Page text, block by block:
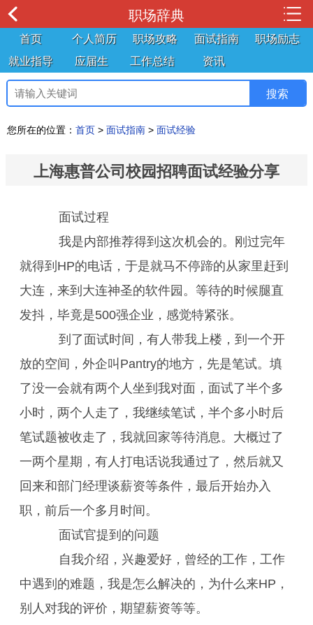
职场辞典
首页 个人简历 职场攻略 面试指南
职场励志
就业指导
应届生 工作总结 资讯
您所在的位置： 首页 > 面试指南 > 面试经验
上海惠普公司校园招聘面试经验分享
面试过程
我是内部推荐得到这次机会的。刚过完年
就得到HP的电话，于是就马不停蹄的从家里赶到
大连，来到大连神圣的软件园。等待的时候腿直
发抖，毕竟是500强企业，感觉特紧张。
到了面试时间，有人带我上楼，到一个开
放的空间，外企叫Pantry的地方，先是笔试。填
了没一会就有两个人坐到我对面，面试了半个多
小时，两个人走了，我继续笔试，半个多小时后
笔试题被收走了，我就回家等待消息。大概过了
一两个星期，有人打电话说我通过了，然后就又
回来和部门经理谈薪资等条件，最后开始办入
职，前后一个多月时间。
面试官提到的问题
自我介绍，兴趣爱好，曾经的工作，工作
中遇到的难题，我是怎么解决的，为什么来HP，
别人对我的评价，期望薪资等等。